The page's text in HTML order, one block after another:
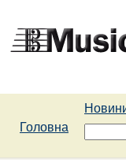
Головна